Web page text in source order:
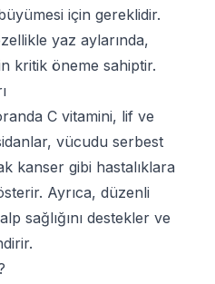
için gereklidir.
yaz aylarında,
kritik öneme sahiptir.
C vitamini, lif ve
vücudu serbest
kanser gibi hastalıklara
Ayrıca, düzenli
sağlığını destekler ve